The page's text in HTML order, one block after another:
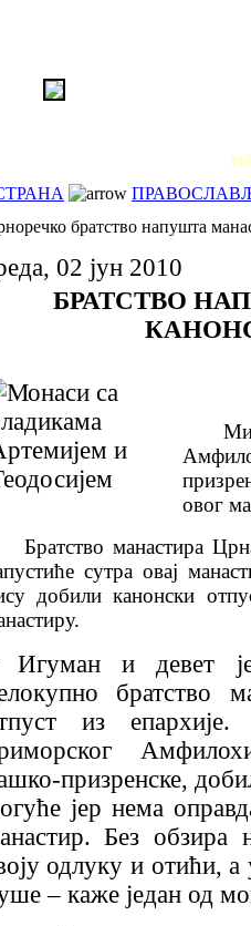
братство напушта
02 јун 2010
БРАТСТВО
овог
Братство манастира
сутра овај
добили канонски
Игуман и девет
братство
из
призренске,
јер нема
Без
одлуку и отићи,
– каже један од